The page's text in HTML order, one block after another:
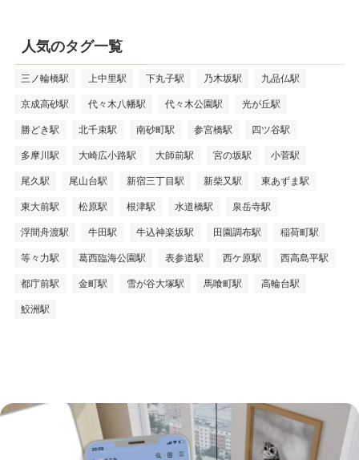
人気のタグ一覧
三ノ輪橋駅 上中里駅 下丸子駅 乃木坂駅 九品仏駅
京成高砂駅 代々木八幡駅 代々木公園駅 光が丘駅
勝どき駅 北千束駅 南砂町駅 参宮橋駅 四ツ谷駅
多摩川駅 大崎広小路駅 大師前駅 宮の坂駅 小菅駅
尾久駅 尾山台駅 新宿三丁目駅 新柴又駅 東あずま駅
東大前駅 松原駅 根津駅 水道橋駅 泉岳寺駅
浮間舟渡駅 牛田駅 牛込神楽坂駅 田園調布駅 稲荷町駅
等々力駅 葛西臨海公園駅 表参道駅 西ケ原駅 西高島平駅
都庁前駅 金町駅 雪が谷大塚駅 馬喰町駅 高輪台駅
鮫洲駅